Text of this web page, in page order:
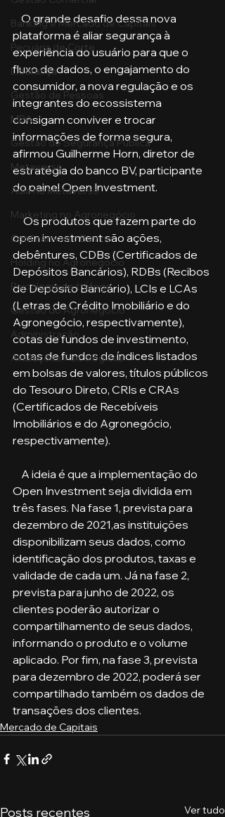
Banking e Mercado de Capitais
Pecuária de Corte
Liderança
Gestão de Pessoas
MBA
Gestão de Segurança Publica
Metaverso
Aula no Metaverso
Marketing no Agronegócio
Confinamento Bovino
Holding no Agronegócio
Psicologia de tráfego
Gestão do Agronegócio
Administração
Avaliações Psicológicas
    O grande desafio dessa nova
plataforma é aliar segurança à
experiência do usuário para que o
fluxo de dados, o engajamento do
consumidor, a nova regulação e os
integrantes do ecossistema
consigam conviver e trocar
informações de forma segura,
afirmou Guilherme Horn, diretor de
estratégia do banco BV, participante
do painel Open Investment.
     Os produtos que fazem parte do
open investment são ações,
debêntures, CDBs (Certificados de
Depósitos Bancários), RDBs (Recibos
de Depósito Bancário), LCIs e LCAs
(Letras de Crédito Imobiliário e do
Agronegócio, respectivamente),
cotas de fundos de investimento,
cotas de fundos de índices listados
em bolsas de valores, títulos públicos
do Tesouro Direto, CRIs e CRAs
(Certificados de Recebíveis
Imobiliários e do Agronegócio,
respectivamente).
Open Investment seja dividida em
três fases. Na fase 1, prevista para
dezembro de 2021,as instituições
disponibilizam seus dados, como
identificação dos produtos, taxas e
validade de cada um. Já na fase 2,
prevista para junho de 2022, os
clientes poderão autorizar o
compartilhamento de seus dados,
informando o produto e o volume
aplicado. Por fim, na fase 3, prevista
para dezembro de 2022, poderá ser
compartilhado também os dados de
transações dos clientes.
Mercado de Capitais
Posts recentes Ver tudo